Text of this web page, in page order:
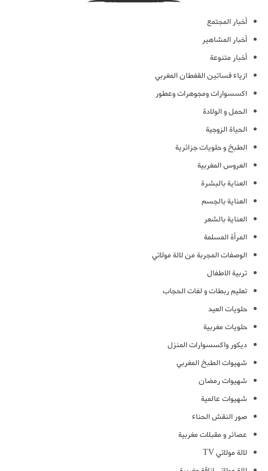
أخبار المجتمع
أخبار المشاهير
أخبار متنوعة
ازياء فساتين القفطان المغربي
اكسسوارات ومجوهرات وعطور
الحمل و الولادة
الحياة الزوجية
الطبخ و حلويات جزائرية
العروس المغربية
العناية بالبشرة
العناية بالجسم
العناية بالشعر
المرأة المسلمة
الوصفات المجربة من لالة مولاتي
تربية الاطفال
تعليم ربطات و لفات الحجاب
حلويات العيد
حلويات مغربية
ديكور واكسسوارات المنزل
شهيوات الطبخ المغربي
شهيوات رمضان
شهيوات عالمية
صور النقش الحناء
عصائر و مقبلات مغربية
لالة مولاتي TV